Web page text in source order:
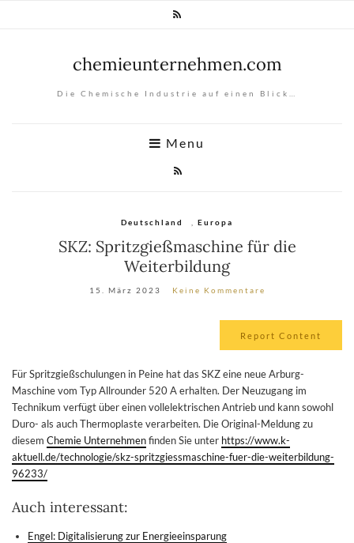
chemieunternehmen.com
Die Chemische Industrie auf einen Blick…
Menu
Deutschland Europa
SKZ: Spritzgießmaschine für die
Weiterbildung
15. März 2023 Keine Kommentare
Report Content
Für Spritzgießschulungen in Peine hat das SKZ eine neue Arburg-
Maschine vom Typ Allrounder 520 A erhalten. Der Neuzugang im
Technikum verfügt über einen vollelektrischen Antrieb und kann sowohl
Duro- als auch Thermoplaste verarbeiten. Die Original-Meldung zu
diesem Chemie Unternehmenfinden Sie unter https://www.k-
aktuell.de/technologie/skz-spritzgiessmaschine-fuer-die-weiterbildung-
96233/
Auch interessant:
Engel: Digitalisierung zur Energieeinsparung